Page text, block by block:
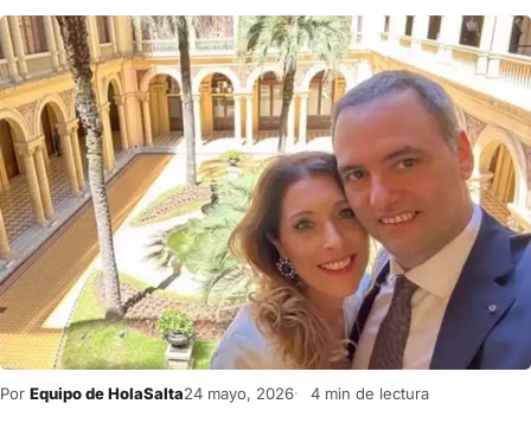
Por Equipo de HolaSalta24 mayo, 2026 4 min de lectura